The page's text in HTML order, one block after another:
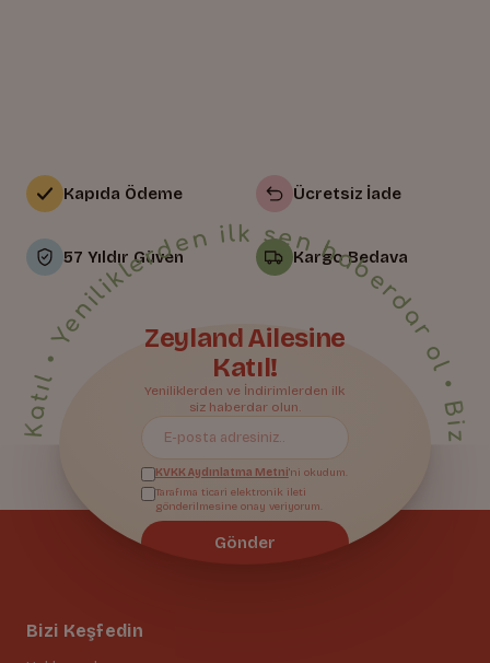
Kapıda Ödeme
57 Yıldır Güven
Ücretsiz İade
Kargo Bedava
Bizi Keşfedin
Bize Katıl
• Yeniliklerden ilk sen haberdar ol • Bize Katıl • Yeniliklerden ilk sen haberdar ol • Bize Katıl • Yeniliklerden ilk sen haberdar ol • Bize Katıl • Yeniliklerden ilk sen haberdar ol • Bize Katıl • Yeniliklerden ilk sen haberdar ol • Bize Katıl • Yeniliklerden ilk sen haberdar ol • Bize Katıl • Yeniliklerden ilk sen haberdar ol • Bize Katıl • Yeniliklerden ilk sen haberdar ol • Bize Katıl • Yeniliklerden ilk sen haberdar ol • Bize Katıl • Yeniliklerden ilk sen haberdar ol • Bize Katıl • Yeniliklerden ilk sen haberdar ol • Bize Katıl • Yeniliklerden ilk sen haberdar ol • Bize Katıl • Yeniliklerden ilk sen haberdar ol • Bize Katıl • Yeniliklerden ilk sen haberdar ol • Bize Katıl • Yeniliklerden ilk sen haberdar ol •
Zeyland Ailesine
Katıl!
Yeniliklerden ve İndirimlerden ilk
siz haberdar olun.
KVKK Aydınlatma Metni'ni okudum.
Tarafıma ticari elektronik ileti
gönderilmesine onay veriyorum.
Gönder